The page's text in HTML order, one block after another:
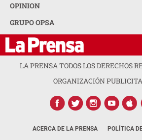
OPINION
GRUPO OPSA
LA PRENSA TODOS LOS DERECHOS
ORGANIZACIÓN
ACERCA DE LA PRENSA POLÍTICA